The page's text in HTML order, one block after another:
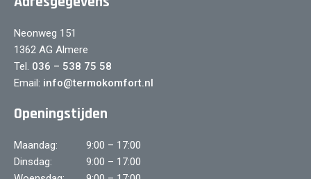
Neonweg 151
1362 AG Almere
Tel. 036 – 538 75 58
Email: info@termokomfort.nl
Openingstijden
Maandag:
9:00 – 17:00
Dinsdag:
9:00 – 17:00